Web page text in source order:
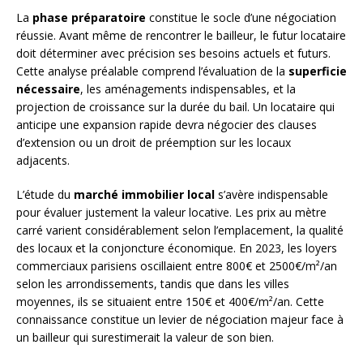
La phase préparatoire constitue le socle d’une négociation
réussie. Avant même de rencontrer le bailleur, le futur locataire
doit déterminer avec précision ses besoins actuels et futurs.
Cette analyse préalable comprend l’évaluation de la superficie
nécessaire, les aménagements indispensables, et la
projection de croissance sur la durée du bail. Un locataire qui
anticipe une expansion rapide devra négocier des clauses
d’extension ou un droit de préemption sur les locaux
adjacents.
L’étude du marché immobilier local s’avère indispensable
pour évaluer justement la valeur locative. Les prix au mètre
carré varient considérablement selon l’emplacement, la qualité
des locaux et la conjoncture économique. En 2023, les loyers
commerciaux parisiens oscillaient entre 800€ et 2500€/m²/an
selon les arrondissements, tandis que dans les villes
moyennes, ils se situaient entre 150€ et 400€/m²/an. Cette
connaissance constitue un levier de négociation majeur face à
un bailleur qui surestimerait la valeur de son bien.